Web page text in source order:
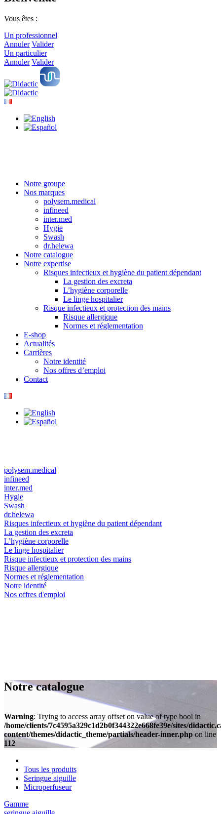
Vous êtes :
Un professionnel
Annuler Valider
Un particulier
Annuler Valider
Notre groupe
Nos marques
polysem.medical
infineed
inter.med
Hygie
Swash
dr.helewa
Notre catalogue
Notre expertise
Risques infectieux et hygiène du patient dépendant
La gestion des excreta
L’hygiène corporelle
Le linge hospitalier
Risque infectieux et protection des mains
Risque allergique
Normes et réglementation
E-shop
Actualités
Carrières
Notre identité
Nos offres d’emploi
Contact
polysem.medical
infineed
inter.med
Hygie
Swash
dr.helewa
Risques infectieux et hygiène du patient dépendant
La gestion des excreta
L’hygiène corporelle
Le linge hospitalier
Risque infectieux et protection des mains
Risque allergique
Normes et réglementation
Notre identité
Nos offres d'emploi
Notre catalogue
Warning: Trying to access array offset on value of type bool in
/home/clients/7c4595a329c1d2b0f344322e668fe39e/sites/
content/themes/didactic_theme/partials/header-inner.php on line
112
Tous les produits
Seringue aiguille
Microperfuseur
Gamme